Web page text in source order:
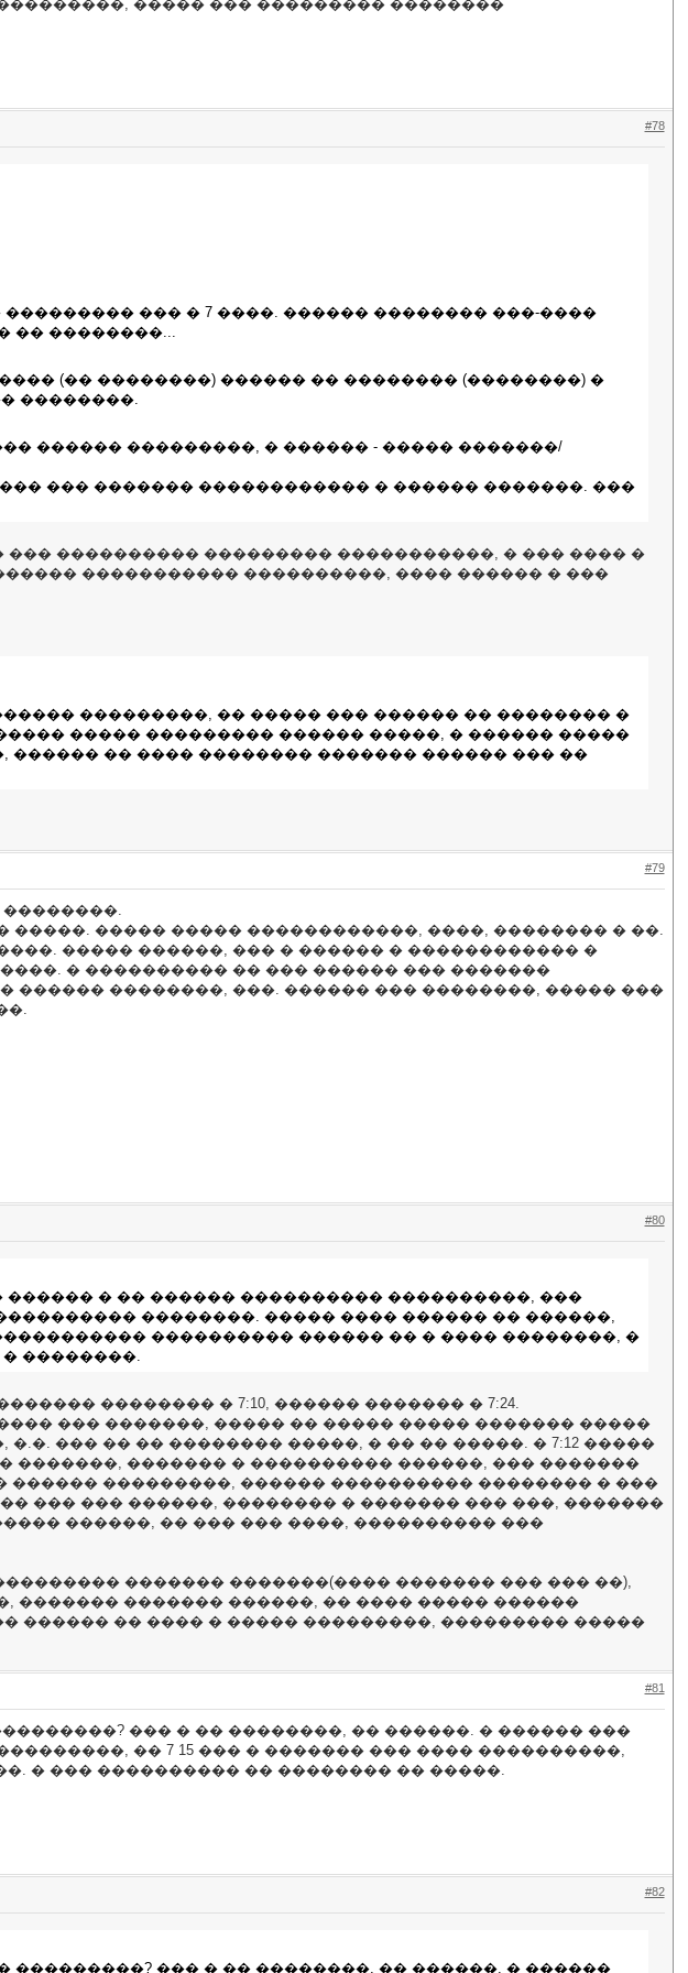
����� ��� ��������� ��������
#78
��� � 7 ����. ������ �������� ���-����
�� ��������...
(�� ��������) ������ �� �������� (��������) �
��������.
������ ���������, � ������ - ����� �������/
��� ������� ������������ � ������ �������. ���
���������� ��������� �����������, � ��� ���� �
����������� ����������, ���� ������ � ���
���������, �� ����� ��� ������ �� �������� �
����� ��������� ������ �����, � ������ �����
�� ���� �������� ������� ������ ��� ��
#79
��������.
����� ����� ������������, ����, �������� � ��.
����� ������, ��� � ������ � ������������ �
� ���������� �� ��� ������ ��� �������
��������, ���. ������ ��� ��������, ����� ���
#80
� �� ������ ���������� ����������, ���
���������� ��������. ����� ���� ������ �� ������,
���������� ������ �� � ���� ��������, �
��������.
�������� � 7:10, ������ ������� � 7:24.
��� �������, ����� �� ����� ����� ������� �����
��� �� �� �������� �����, � �� �� �����. � 7:12 �����
�������, ������� � ���������� ������, ��� �������
������ ���������, ������ ���������� �������� � ���
��� ��� ������, �������� � ������� ��� ���, �������
������, �� ��� ��� ����, ���������� ���
������� �������(���� ������� ��� ��� ��),
������� ������� ������, �� ���� ����� ������
������ �� ���� � ����� ���������, ��������� �����
#81
���������? ��� � �� ��������, �� ������. � ������ ���
�� 7 15 ��� � ������� ��� ���� ����������,
� ��� ���������� �� �������� �� �����.
#82
���������? ��� � �� ��������, �� ������. � ������